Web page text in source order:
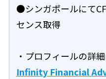
●シンガポールにて
センス取得
・プロフィールの詳
Infinity Financial